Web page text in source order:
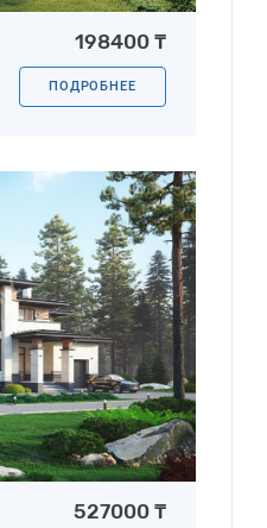
198400 ₸
ПОДРОБНЕЕ
527000 ₸